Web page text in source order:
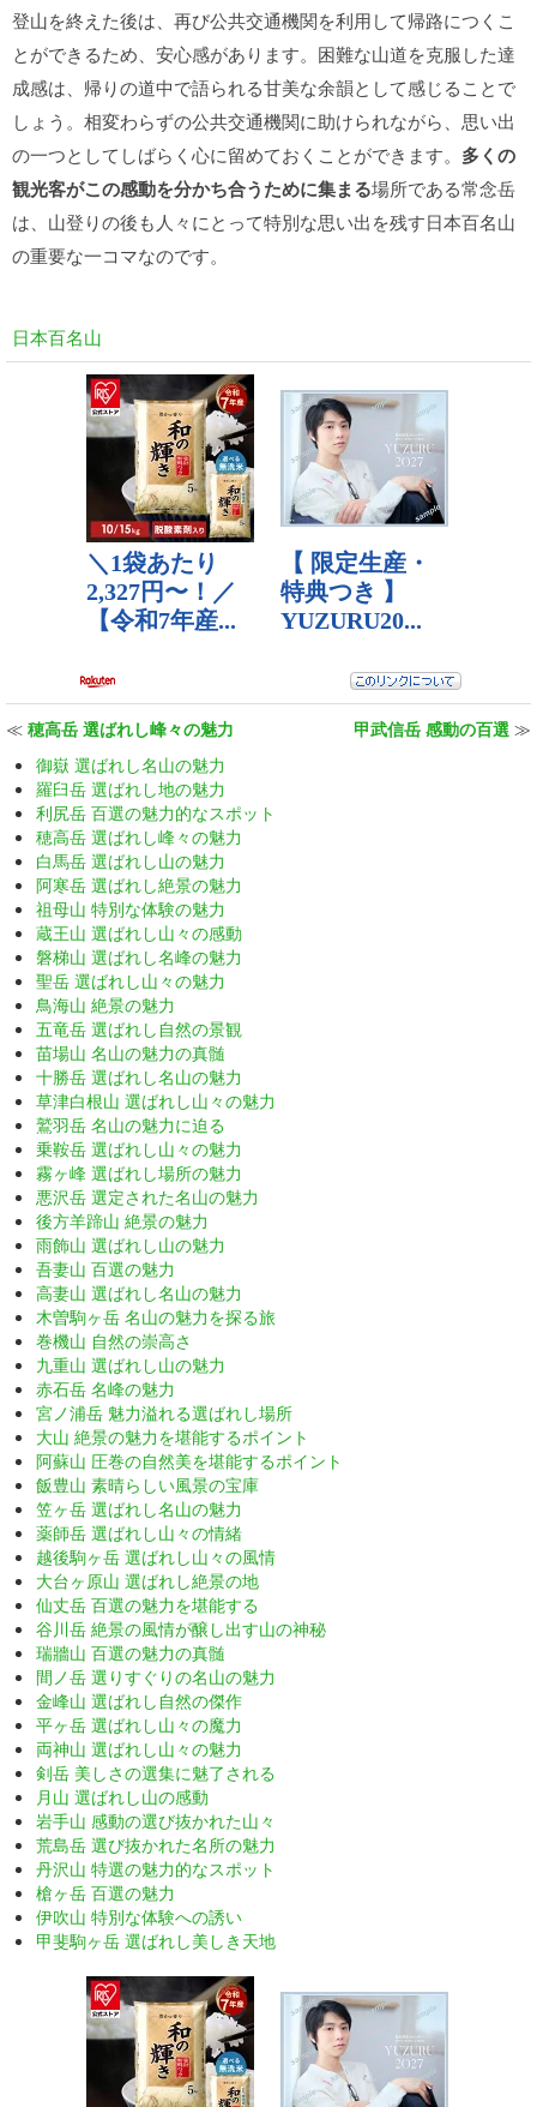
登山を終えた後は、再び公共交通機関を利用して帰路につくこ
とができるため、安心感があります。困難な山道を克服した達
成感は、帰りの道中で語られる甘美な余韻として感じることで
しょう。相変わらずの公共交通機関に助けられながら、思い出
の一つとしてしばらく心に留めておくことができます。 多くの
観光客がこの感動を分かち合うために集まる場所である常念岳
は、山登りの後も人々にとって特別な思い出を残す日本百名山
の重要な一コマなのです。
日本百名山
≪ 穂高岳 選ばれし峰々の魅力 甲武信岳 感動の百選 ≫
御嶽 選ばれし名山の魅力
羅臼岳 選ばれし地の魅力
利尻岳 百選の魅力的なスポット
穂高岳 選ばれし峰々の魅力
白馬岳 選ばれし山の魅力
阿寒岳 選ばれし絶景の魅力
祖母山 特別な体験の魅力
蔵王山 選ばれし山々の感動
磐梯山 選ばれし名峰の魅力
聖岳 選ばれし山々の魅力
鳥海山 絶景の魅力
五竜岳 選ばれし自然の景観
苗場山 名山の魅力の真髄
十勝岳 選ばれし名山の魅力
草津白根山 選ばれし山々の魅力
鷲羽岳 名山の魅力に迫る
乗鞍岳 選ばれし山々の魅力
霧ヶ峰 選ばれし場所の魅力
悪沢岳 選定された名山の魅力
後方羊蹄山 絶景の魅力
雨飾山 選ばれし山の魅力
吾妻山 百選の魅力
高妻山 選ばれし名山の魅力
木曽駒ヶ岳 名山の魅力を探る旅
巻機山 自然の崇高さ
九重山 選ばれし山の魅力
赤石岳 名峰の魅力
宮ノ浦岳 魅力溢れる選ばれし場所
大山 絶景の魅力を堪能するポイント
阿蘇山 圧巻の自然美を堪能するポイント
飯豊山 素晴らしい風景の宝庫
笠ヶ岳 選ばれし名山の魅力
薬師岳 選ばれし山々の情緒
越後駒ヶ岳 選ばれし山々の風情
大台ヶ原山 選ばれし絶景の地
仙丈岳 百選の魅力を堪能する
谷川岳 絶景の風情が醸し出す山の神秘
瑞牆山 百選の魅力の真髄
間ノ岳 選りすぐりの名山の魅力
金峰山 選ばれし自然の傑作
平ヶ岳 選ばれし山々の魔力
両神山 選ばれし山々の魅力
剣岳 美しさの選集に魅了される
月山 選ばれし山の感動
岩手山 感動の選び抜かれた山々
荒島岳 選び抜かれた名所の魅力
丹沢山 特選の魅力的なスポット
槍ヶ岳 百選の魅力
伊吹山 特別な体験への誘い
甲斐駒ヶ岳 選ばれし美しき天地